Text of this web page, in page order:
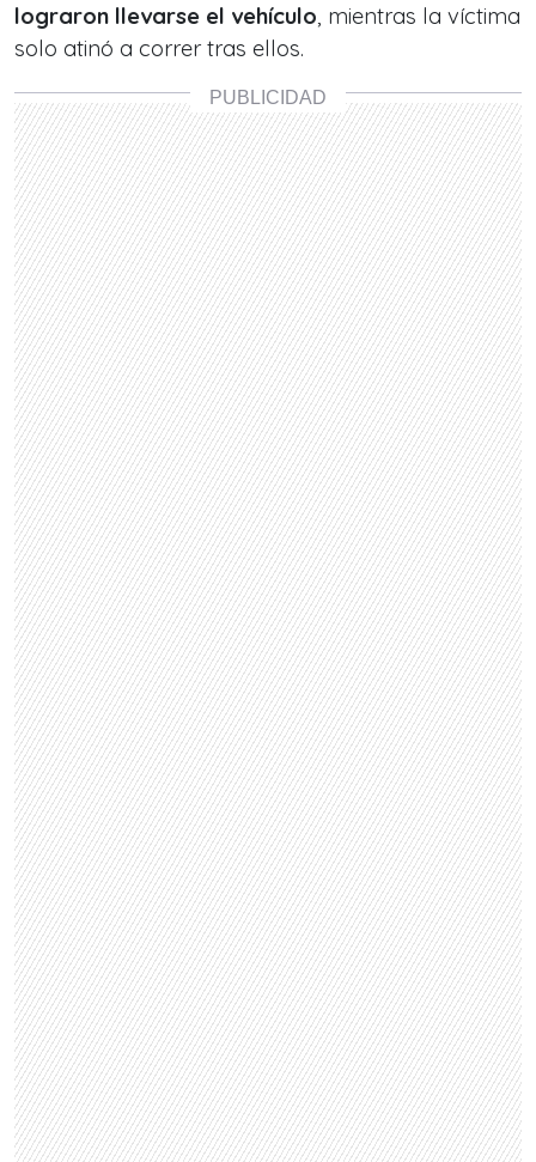
lograron llevarse el vehículo, mientras la víctima
solo atinó a correr tras ellos.